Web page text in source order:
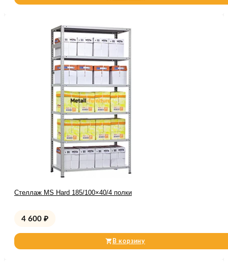
Стеллаж MS Hard 185/100×40/4 полки
4 600 ₽
В корзину